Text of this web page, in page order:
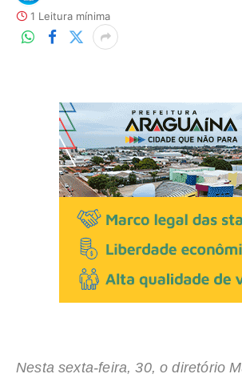
1 Leitura mínima
Nesta sexta-feira, 30, o diretório